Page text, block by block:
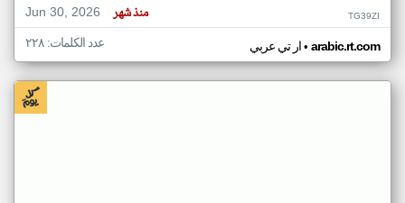
Jun 30, 2026
منذ شهر TG39ZI
ار تي عربي• arabic.rt.com عدد الكلمات: ٢٢٨